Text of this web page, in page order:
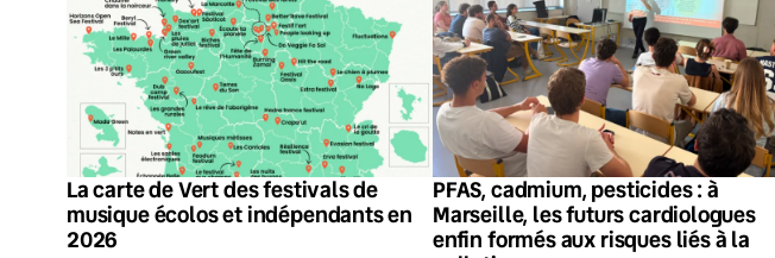
La carte de Vert des festivals de
musique écolos et indépendants en
2026
PFAS, cadmium, pesticides : à
Marseille, les futurs cardiologues
enfin formés aux risques liés à la